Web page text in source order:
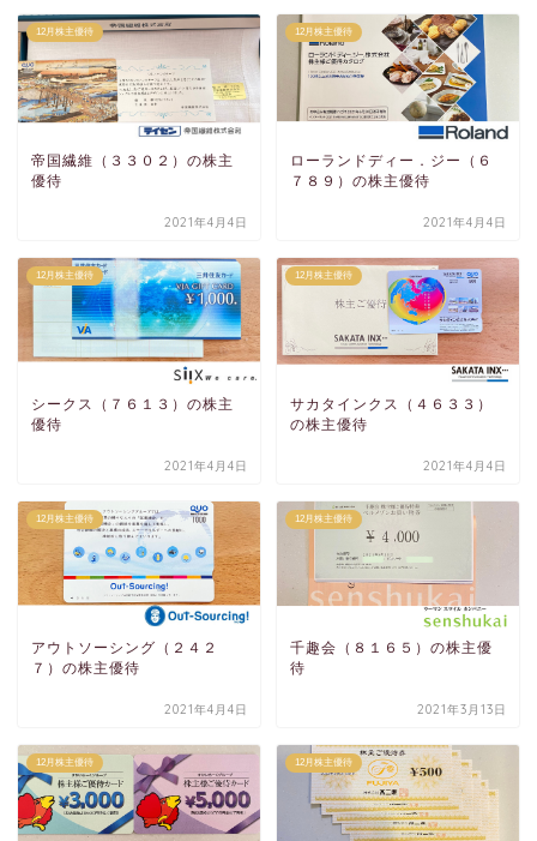
12月株主優待
帝国繊維（３３０２）の株主
優待
2021年4月4日
12月株主優待
ローランドディー．ジー（６
７８９）の株主優待
2021年4月4日
12月株主優待
シークス（７６１３）の株主
優待
2021年4月4日
12月株主優待
サカタインクス（４６３３）
の株主優待
2021年4月4日
12月株主優待
アウトソーシング（２４２
７）の株主優待
2021年4月4日
12月株主優待
千趣会（８１６５）の株主優
待
2021年3月13日
12月株主優待 12月株主優待